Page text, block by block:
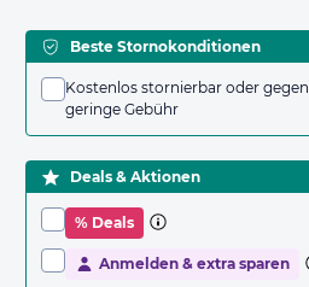
Beste Stornokonditionen
Kostenlos stornierbar oder gegen
geringe Gebühr
Deals & Aktionen
% Deals
Anmelden & extra sparen